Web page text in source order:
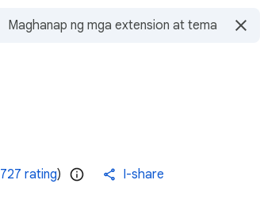
727 rating) I-share